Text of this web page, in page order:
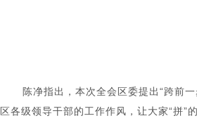
陈净指出 ， 本次全会区委提出“跨前
区各级领导干部的工作作风，让大家“拼”